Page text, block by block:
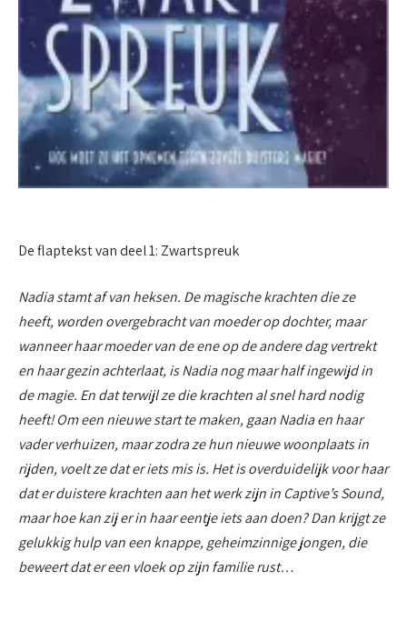
De flaptekst van deel 1: Zwartspreuk
Nadia stamt af van heksen. De magische krachten die ze
heeft, worden overgebracht van moeder op dochter, maar
wanneer haar moeder van de ene op de andere dag vertrekt
en haar gezin achterlaat, is Nadia nog maar half ingewijd in
de magie. En dat terwijl ze die krachten al snel hard nodig
heeft! Om een nieuwe start te maken, gaan Nadia en haar
vader verhuizen, maar zodra ze hun nieuwe woonplaats in
rijden, voelt ze dat er iets mis is. Het is overduidelijk voor haar
dat er duistere krachten aan het werk zijn in Captive’s Sound,
maar hoe kan zij er in haar eentje iets aan doen? Dan krijgt ze
gelukkig hulp van een knappe, geheimzinnige jongen, die
beweert dat er een vloek op zijn familie rust…